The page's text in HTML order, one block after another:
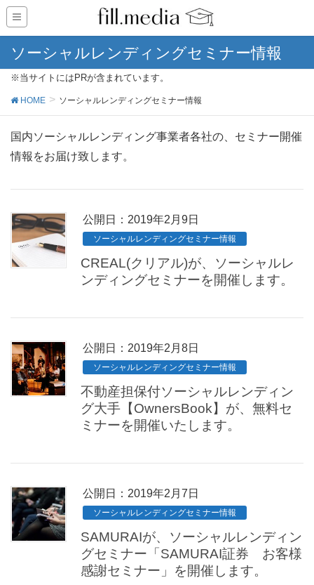
ソーシャルレンディングセミナー情報
※当サイトにはPRが含まれています。
HOME ソーシャルレンディングセミナー情報
国内ソーシャルレンディング事業者各社の、セミナー開催
情報をお届け致します。
公開日： 2019年2月9日
ソーシャルレンディングセミナー情報
CREAL(クリアル)が、ソーシャルレ
ンディングセミナーを開催します。
公開日： 2019年2月8日
ソーシャルレンディングセミナー情報
不動産担保付ソーシャルレンディン
グ大手【OwnersBook】が、無料セ
ミナーを開催いたします。
公開日： 2019年2月7日
ソーシャルレンディングセミナー情報
SAMURAIが、ソーシャルレンディン
グセミナー「SAMURAI証券 お客様
感謝セミナー」を開催します。